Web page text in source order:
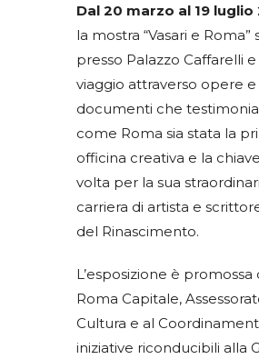
Dal 20 marzo al 19 luglio
la mostra “Vasari e Roma”
presso Palazzo Caffarelli e
viaggio attraverso opere e
documenti che
come Roma sia stata la
officina creativa e la
volta per la sua
carriera di artista e
del Rinascimento.
L’esposizione è promossa
Roma Capitale,
Cultura e al
iniziative riconducibili alla